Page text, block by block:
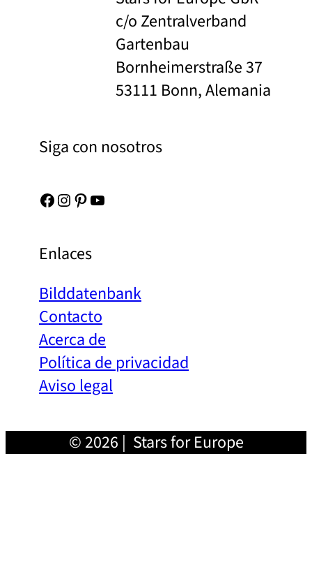
c/o Zentralverband
Gartenbau
Bornheimerstraße 37
53111 Bonn, Alemania
Siga con nosotros
Facebook Instagram Pinterest YouTube
Enlaces
Bilddatenbank
Contacto
Acerca de
Política de privacidad
Aviso legal
© 2026 | Stars for Europe